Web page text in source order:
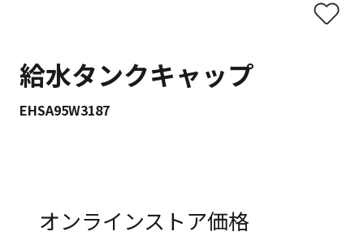
給水タンクキャップ
EHSA95W3187
オンラインストア価格